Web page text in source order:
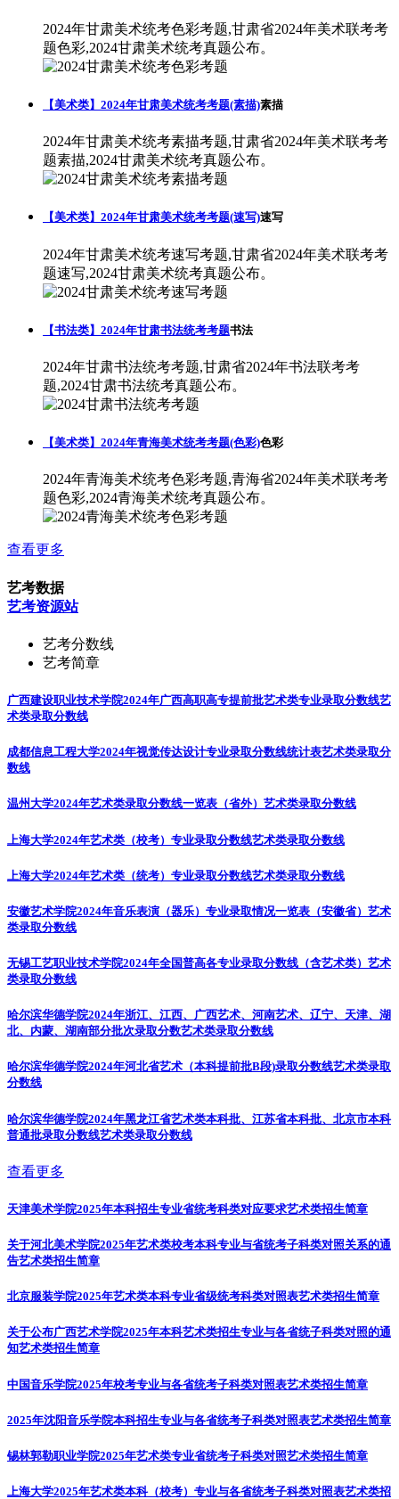
2024年甘肃美术统考色彩考题,甘肃省2024年美术联考考
题色彩,2024甘肃美术统考真题公布。
【美术类】2024年甘肃美术统考考题(素描)素描
2024年甘肃美术统考素描考题,甘肃省2024年美术联考考
题素描,2024甘肃美术统考真题公布。
【美术类】2024年甘肃美术统考考题(速写)速写
2024年甘肃美术统考速写考题,甘肃省2024年美术联考考
题速写,2024甘肃美术统考真题公布。
【书法类】2024年甘肃书法统考考题书法
2024年甘肃书法统考考题,甘肃省2024年书法联考考
题,2024甘肃书法统考真题公布。
【美术类】2024年青海美术统考考题(色彩)色彩
2024年青海美术统考色彩考题,青海省2024年美术联考考
题色彩,2024青海美术统考真题公布。
查看更多
艺考数据
艺考资源站
艺考分数线
艺考简章
广西建设职业技术学院2024年广西高职高专提前批艺术类专业录取分数线艺
术类录取分数线
成都信息工程大学2024年视觉传达设计专业录取分数线统计表艺术类录取分
数线
温州大学2024年艺术类录取分数线一览表（省外） 艺术类录取分数线
上海大学2024年艺术类（校考）专业录取分数线艺术类录取分数线
上海大学2024年艺术类（统考）专业录取分数线艺术类录取分数线
安徽艺术学院2024年音乐表演（器乐）专业录取情况一览表（安徽省） 艺术
类录取分数线
无锡工艺职业技术学院2024年全国普高各专业录取分数线（含艺术类） 艺术
类录取分数线
哈尔滨华德学院2024年浙江、江西、广西艺术、河南艺术、辽宁、天津、湖
北、内蒙、湖南部分批次录取分数艺术类录取分数线
哈尔滨华德学院2024年河北省艺术（本科提前批B段)录取分数线艺术类录取
分数线
哈尔滨华德学院2024年黑龙江省艺术类本科批、江苏省本科批、北京市本科
普通批录取分数线艺术类录取分数线
查看更多
天津美术学院2025年本科招生专业省统考科类对应要求艺术类招生简章
关于河北美术学院2025年艺术类校考本科专业与省统考子科类对照关系的通
告艺术类招生简章
北京服装学院2025年艺术类本科专业省级统考科类对照表艺术类招生简章
关于公布广西艺术学院2025年本科艺术类招生专业与各省统子科类对照的通
知艺术类招生简章
中国音乐学院2025年校考专业与各省统考子科类对照表艺术类招生简章
2025年沈阳音乐学院本科招生专业与各省统考子科类对照表艺术类招生简章
锡林郭勒职业学院2025年艺术类专业省统考子科类对照艺术类招生简章
上海大学2025年艺术类本科（校考）专业与各省统考子科类对照表艺术类招